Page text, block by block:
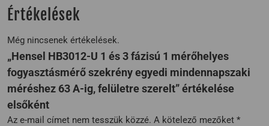
Értékelések
Még nincsenek értékelések.
„Hensel HB3012-U 1 és 3 fázisú 1 mérőhelyes
fogyasztásmérő szekrény egyedi mindennapszaki
méréshez 63 A-ig, felületre szerelt” értékelése
elsőként
Az e-mail címet nem tesszük közzé. A kötelező mezőket *